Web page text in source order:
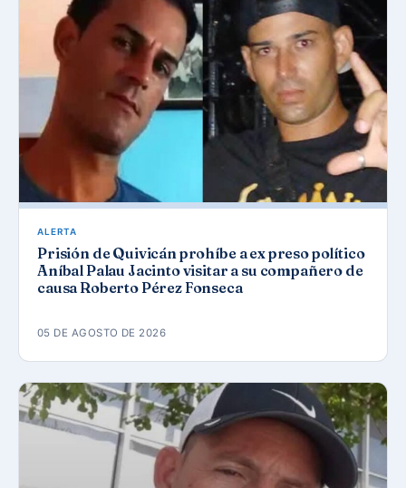
ALERTA
Prisión de Quivicán prohíbe a ex preso político
Aníbal Palau Jacinto visitar a su compañero de
causa Roberto Pérez Fonseca
05 DE AGOSTO DE 2026